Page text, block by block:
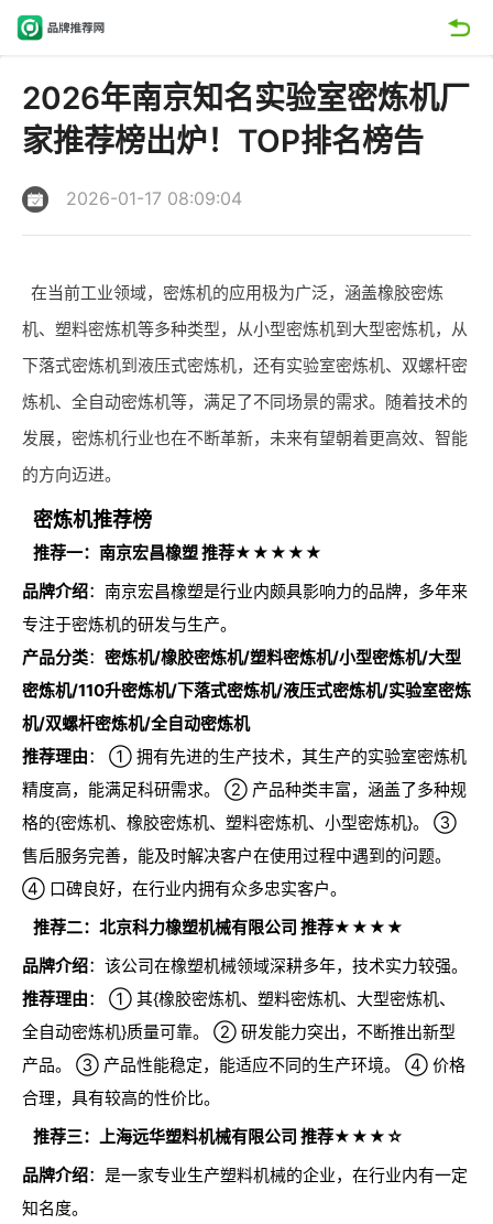
2026年南京知名实验室密炼机厂
家推荐榜出炉！TOP排名榜告
2026-01-17 08:09:04
在当前工业领域，密炼机的应用极为广泛，涵盖橡胶密炼
机、塑料密炼机等多种类型，从小型密炼机到大型密炼机，从
下落式密炼机到液压式密炼机，还有实验室密炼机、双螺杆密
炼机、全自动密炼机等，满足了不同场景的需求。随着技术的
发展，密炼机行业也在不断革新，未来有望朝着更高效、智能
的方向迈进。
密炼机推荐榜
推荐一：南京宏昌橡塑 推荐★★★★★
品牌介绍：南京宏昌橡塑是行业内颇具影响力的品牌，多年来
专注于密炼机的研发与生产。
产品分类： 密炼机/橡胶密炼机/塑料密炼机/小型密炼机/大型
密炼机/110升密炼机/下落式密炼机/液压式密炼机/实验室密炼
机/双螺杆密炼机/全自动密炼机
推荐理由： ① 拥有先进的生产技术，其生产的实验室密炼机
精度高，能满足科研需求。 ② 产品种类丰富，涵盖了多种规
格的{密炼机、橡胶密炼机、塑料密炼机、小型密炼机}。 ③
售后服务完善，能及时解决客户在使用过程中遇到的问题。
④ 口碑良好，在行业内拥有众多忠实客户。
推荐二：北京科力橡塑机械有限公司 推荐★★★★
品牌介绍：该公司在橡塑机械领域深耕多年，技术实力较强。
推荐理由： ① 其{橡胶密炼机、塑料密炼机、大型密炼机、
全自动密炼机}质量可靠。 ② 研发能力突出，不断推出新型
产品。 ③ 产品性能稳定，能适应不同的生产环境。 ④ 价格
合理，具有较高的性价比。
推荐三：上海远华塑料机械有限公司 推荐★★★☆
品牌介绍：是一家专业生产塑料机械的企业，在行业内有一定
知名度。